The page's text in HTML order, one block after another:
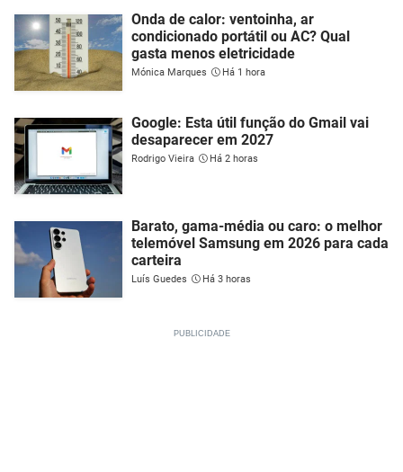
Onda de calor: ventoinha, ar
condicionado portátil ou AC? Qual
gasta menos eletricidade
Mónica Marques Há 1 hora
Google: Esta útil função do Gmail vai
desaparecer em 2027
Rodrigo Vieira Há 2 horas
Barato, gama-média ou caro: o melhor
telemóvel Samsung em 2026 para cada
carteira
Luís Guedes Há 3 horas